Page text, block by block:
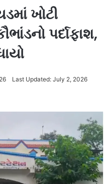
ખોટી
પર્દાફાશ,
Last Updated: July 2, 2026